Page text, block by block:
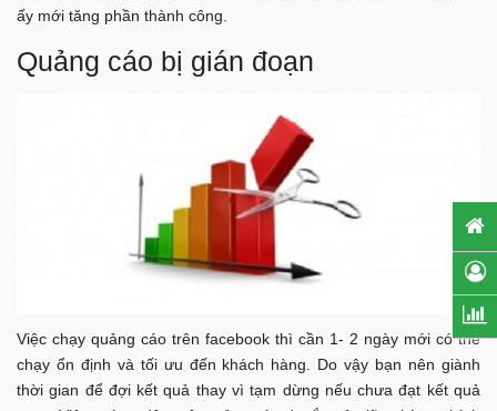
ấy mới tăng phần thành công.
Quảng cáo bị gián đoạn
Việc chạy quảng cáo trên facebook thì cần 1- 2 ngày mới có thể
chạy ổn định và tối ưu đến khách hàng. Do vậy bạn nên giành
thời gian để đợi kết quả thay vì tạm dừng nếu chưa đạt kết quả